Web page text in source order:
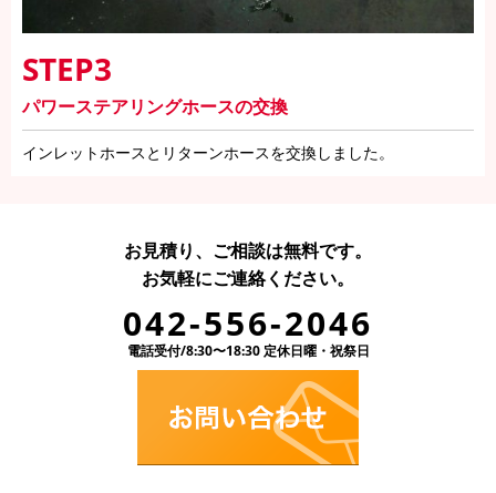
STEP3
パワーステアリングホースの交換
インレットホースとリターンホースを交換しました。
お見積り、ご相談は無料です。
お気軽にご連絡ください。
042-556-2046
電話受付/8:30〜18:30 定休日曜・祝祭日